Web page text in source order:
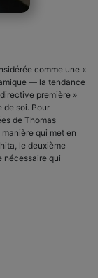
comme une «
— la tendance
première »
de soi. Pour
de Thomas
qui met en
le deuxième
nécessaire qui